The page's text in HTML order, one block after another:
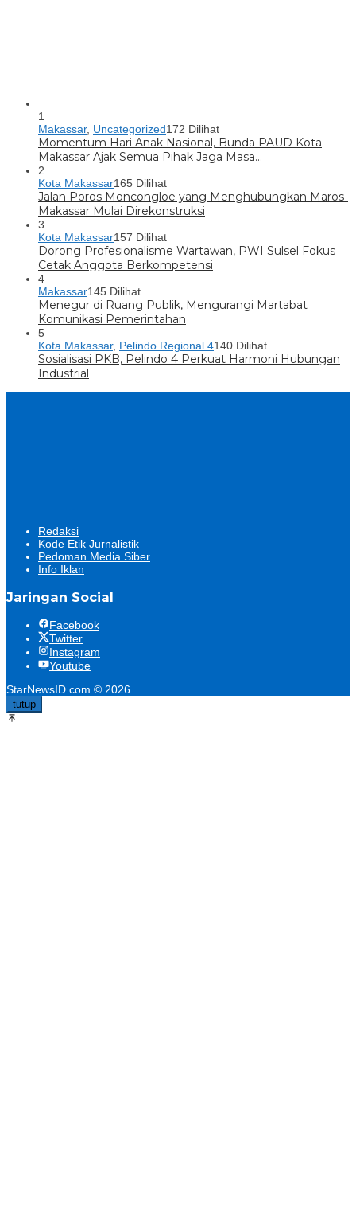
1
Makassar, Uncategorized172 Dilihat
Momentum Hari Anak Nasional, Bunda PAUD Kota
Makassar Ajak Semua Pihak Jaga Masa…
2
Kota Makassar165 Dilihat
Jalan Poros Moncongloe yang Menghubungkan Maros-
Makassar Mulai Direkonstruksi
3
Kota Makassar157 Dilihat
Dorong Profesionalisme Wartawan, PWI Sulsel Fokus
Cetak Anggota Berkompetensi
4
Makassar145 Dilihat
Menegur di Ruang Publik, Mengurangi Martabat
Komunikasi Pemerintahan
5
Kota Makassar, Pelindo Regional 4140 Dilihat
Sosialisasi PKB, Pelindo 4 Perkuat Harmoni Hubungan
Industrial
Redaksi
Kode Etik Jurnalistik
Pedoman Media Siber
Info Iklan
Jaringan Social
Facebook
Twitter
Instagram
Youtube
StarNewsID.com © 2026
tutup